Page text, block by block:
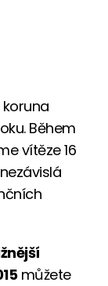
Během
vítěze 16
můžete